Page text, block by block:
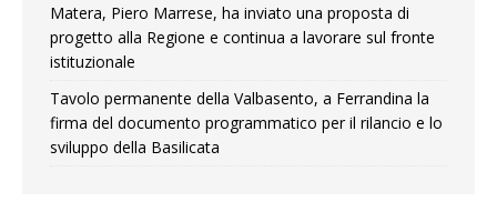
Matera, Piero Marrese, ha inviato una proposta di
progetto alla Regione e continua a lavorare sul fronte
istituzionale
Tavolo permanente della Valbasento, a Ferrandina la
firma del documento programmatico per il rilancio e lo
sviluppo della Basilicata